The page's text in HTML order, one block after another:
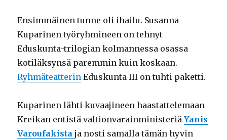
Ensimmäinen tunne oli ihailu. Susanna
Kuparinen työryhmineen on tehnyt
Eduskunta-trilogian kolmannessa osassa
kotiläksynsä paremmin kuin koskaan.
Ryhmäteatterin Eduskunta III on tuhti paketti.
Kuparinen lähti kuvaajineen haastattelemaan
Kreikan entistä valtionvarainministeriäYanis
Varoufakista ja nosti samalla tämän hyvin